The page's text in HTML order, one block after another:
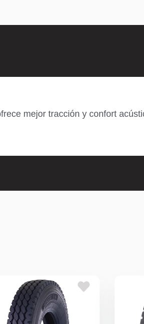
mejor tracción y confort